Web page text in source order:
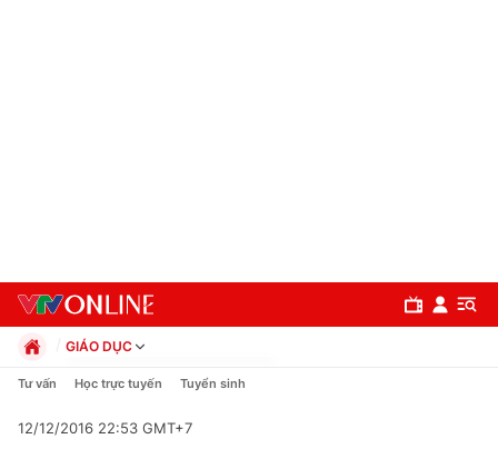
GIÁO DỤC
Chính trị
Pháp luật
Tư vấn Học trực tuyến Tuyển sinh
12/12/2016 22:53 GMT+7